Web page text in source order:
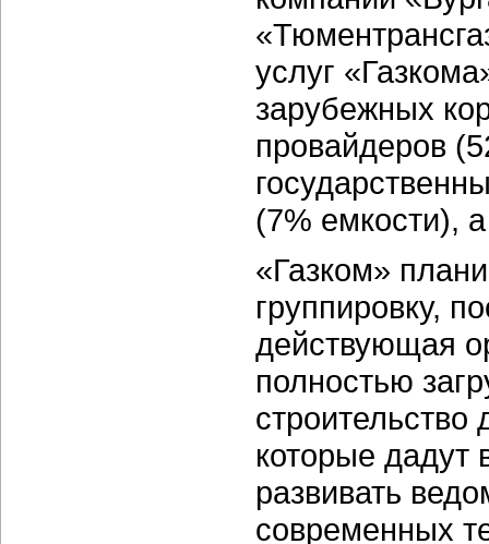
услуг
зарубежных
провайдеров
(7% емкости),
«Газком»
группировку,
действующая
полностью
которые дадут
развивать
современных